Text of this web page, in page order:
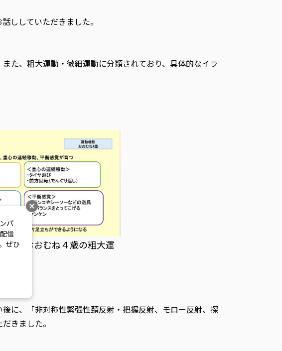
ししていただきました。
た、粗大運動・微細運動に分類されており、具体的なイラ
料 おおむね４歳の粗大運
に、「非対称性緊張性頚反射・把握反射、モロー反射、探
きました。
パ
信
ぜひ